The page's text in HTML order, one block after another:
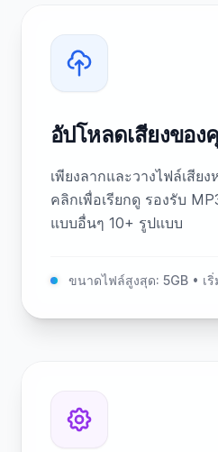
อัปโหลดเสียงขอ
เพียงลากและวางไฟล์เสี
คลิกเพื่อเรียกดู รองรับ
แบบอื่นๆ 10+ รูปแบบ
ขนาดไฟล์สูงสุด: 5GB • เ